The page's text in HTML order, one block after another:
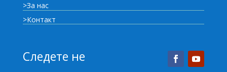
>За нас
>Контакт
Следете не